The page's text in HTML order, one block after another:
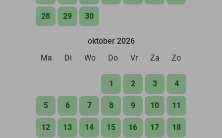
28 29 30
oktober 2026
Ma
Di Wo Do Vr Za Zo
1 2 3 4
5 6 7 8 9 10 11
12 13 14 15 16 17 18